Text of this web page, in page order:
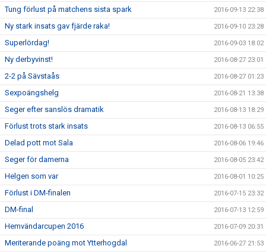
Tung förlust på matchens sista spark 2016-09-13 22:38
Ny stark insats gav fjärde raka! 2016-09-10 23:28
Superlördag! 2016-09-03 18:02
Ny derbyvinst! 2016-08-27 23:01
2-2 på Sävstaås 2016-08-27 01:23
Sexpoängshelg 2016-08-21 13:38
Seger efter sanslös dramatik 2016-08-13 18:29
Förlust trots stark insats 2016-08-13 06:55
Delad pott mot Sala 2016-08-06 19:46
Seger för damerna 2016-08-05 23:42
Helgen som var 2016-08-01 10:25
Förlust i DM-finalen 2016-07-15 23:32
DM-final 2016-07-13 12:59
Hemvändarcupen 2016 2016-07-09 20:31
Meriterande poäng mot Ytterhogdal 2016-06-27 21:53